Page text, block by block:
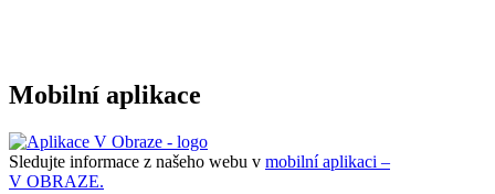
Mobilní aplikace
Sledujte informace z našeho webu v mobilní aplikaci –
V OBRAZE.